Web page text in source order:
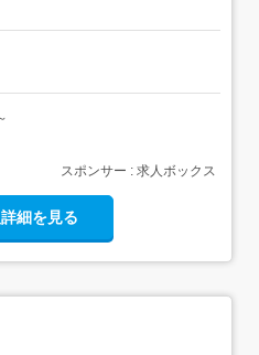
スポンサー : 求人ボックス
細を見る